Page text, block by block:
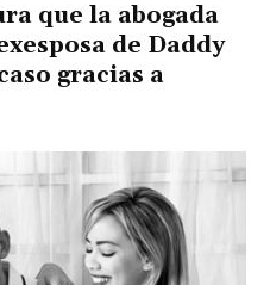
que la abogada
de Daddy
gracias a